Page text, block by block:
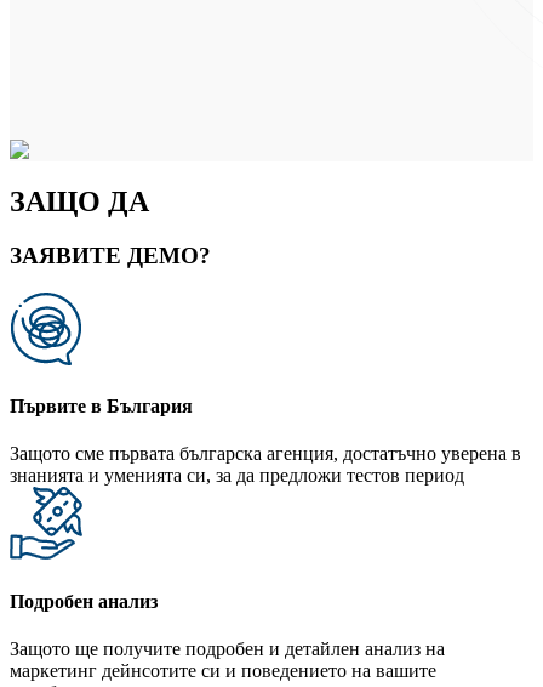
ЗАЩО ДА
ЗАЯВИТЕ ДЕМО?
Първите в България
Защото сме първата българска агенция, достатъчно уверена в
знанията и уменията си, за да предложи тестов период
Подробен анализ
Защото ще получите подробен и детайлен анализ на
маркетинг дейнсотите си и поведението на вашите